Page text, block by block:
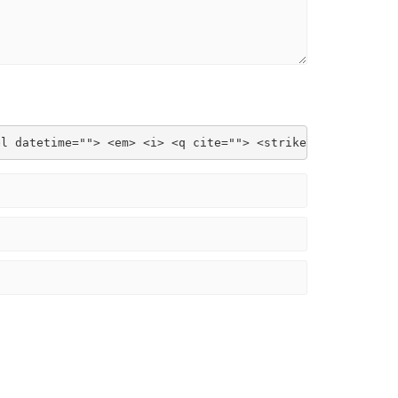
<em> <i> <q cite=""> <strike> <strong>